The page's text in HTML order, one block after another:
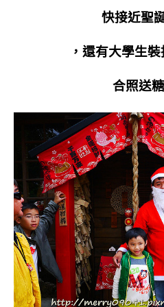
快接近聖
，還有大學生
合照送